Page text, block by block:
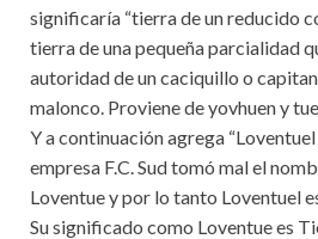
significaría “tierra de un reducido
tierra de una pequeña parcialidad
autoridad de un caciquillo o
malonco. Proviene de yovhuen y
Y a continuación agrega
empresa F.C. Sud tomó mal el
Loventue y por lo tanto Loventuel
Su significado como Loventue es